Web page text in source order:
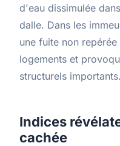
d'eau dissimulée
dalle. Dans les
une fuite non repérée
logements et
structurels importants.
Indices
cachée